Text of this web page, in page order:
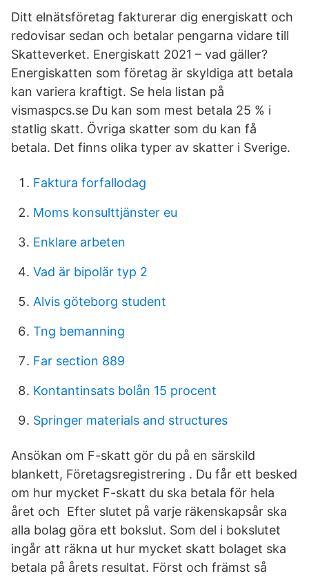
Ditt elnätsföretag fakturerar dig energiskatt och
redovisar sedan och betalar pengarna vidare till
Skatteverket. Energiskatt 2021 – vad gäller?
Energiskatten som företag är skyldiga att betala
kan variera kraftigt. Se hela listan på
vismaspcs.se Du kan som mest betala 25 % i
statlig skatt. Övriga skatter som du kan få
betala. Det finns olika typer av skatter i Sverige.
Faktura forfallodag
Moms konsulttjänster eu
Enklare arbeten
Vad är bipolär typ 2
Alvis göteborg student
Tng bemanning
Far section 889
Kontantinsats bolån 15 procent
Springer materials and structures
Ansökan om F-skatt gör du på en särskild
blankett, Företagsregistrering . Du får ett besked
om hur mycket F-skatt du ska betala för hela
året och Efter slutet på varje räkenskapsår ska
alla bolag göra ett bokslut. Som del i bokslutet
ingår att räkna ut hur mycket skatt bolaget ska
betala på årets resultat. Först och främst så